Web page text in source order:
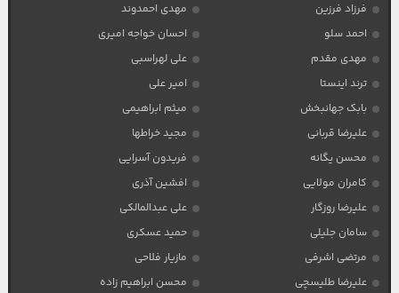
فرزاد فرزین
مهدی احمدوند
احمد سلو
احسان خواجه امیری
مهدی مقدم
علی لهراسبی
ترند اینستا
امیر علی
بابک جهانبخش
میثم ابراهیمی
علیرضا قربانی
مجید خراطها
محسن یگانه
فریدون آسرایی
کامران مولایی
افشین آذری
علیرضا روزگار
علی عبدالمالکی
سامان جلیلی
حمید عسکری
مرتضی اشرفی
مازیار فلاحی
علیرضا طلیسچی
محسن ابراهیم زاده